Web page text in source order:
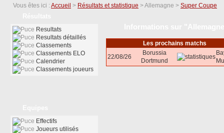
Vous êtes ici : Accueil > Résultats et statistique > Allemagne > Super Coupe
Les prochains matchs
22/08/26
Borussia
Dortmund
Resultats
Resultats détaillés
Classements
Classements ELO
Calendrier
Classements joueurs
Effectifs
Joueurs utilisés